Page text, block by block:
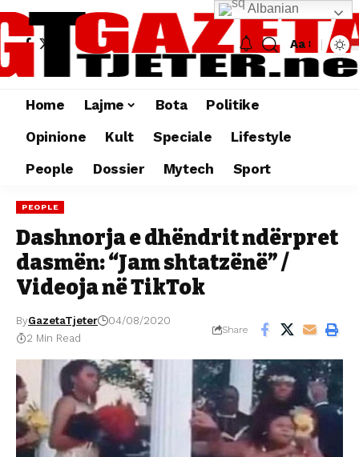
Aa
Home Lajme Bota
Politike
Opinione
Kult Speciale
Lifestyle
People
Dossier Mytech Sport
PEOPLE
Dashnorja e dhëndrit ndërpret
dasmën: “Jam shtatzënë” /
Videoja në TikTok
ByGazetaTjeter
04/08/2020
2 Min Read
Share
Albanian